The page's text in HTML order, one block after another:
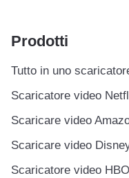
Prodotti
Tutto in uno
Scaricatore video
Scaricare video
Scaricare video
Scaricatore video